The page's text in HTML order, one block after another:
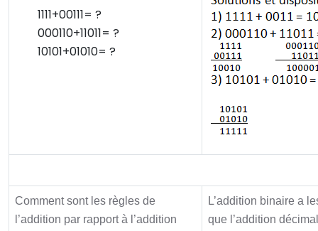
1111+00111= ?
000110+11011= ?
10101+01010= ?
Comment sont les règles de
l’addition par rapport à l’addition
L’addition binaire a
que l’addition